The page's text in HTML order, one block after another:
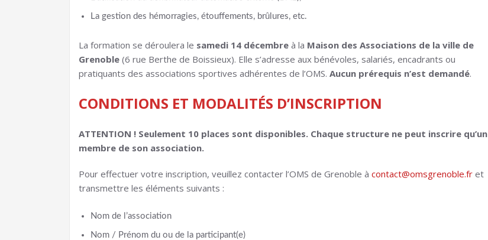
La gestion des hémorragies, étouffements, brûlures, etc.
La formation se déroulera le samedi 14 décembre à la Maison des Associations de la ville de
Grenoble (6 rue Berthe de Boissieux). Elle s’adresse aux bénévoles, salariés, encadrants ou
pratiquants des associations sportives adhérentes de l’OMS. Aucun prérequis n’est demandé.
CONDITIONS ET MODALITÉS D’INSCRIPTION
ATTENTION ! Seulement 10 places sont disponibles. Chaque structure ne peut inscrire qu’un
membre de son association.
Pour effectuer votre inscription, veuillez contacter l’OMS de Grenoble à contact@omsgrenoble.fr et
transmettre les éléments suivants :
Nom de l’association
Nom / Prénom du ou de la participant(e)